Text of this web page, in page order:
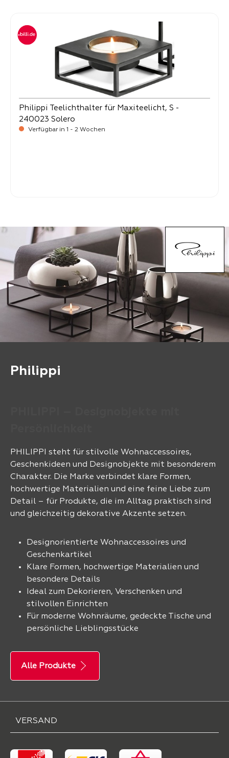
Philippi Teelichthalter für Maxiteelicht, S -
240023 Solero
Verfügbar in 1 - 2 Wochen
Philippi
PHILIPPI steht für stilvolle Wohnaccessoires,
Geschenkideen und Designobjekte mit besonderem
Charakter. Die Marke verbindet klare Formen,
hochwertige Materialien und eine feine Liebe zum
Detail – für Produkte, die im Alltag praktisch sind
und gleichzeitig dekorative Akzente setzen.
Designorientierte Wohnaccessoires und
Geschenkartikel
Klare Formen, hochwertige Materialien und
besondere Details
Ideal zum Dekorieren, Verschenken und
stilvollen Einrichten
Für moderne Wohnräume, gedeckte Tische und
persönliche Lieblingsstücke
Alle Produkte
VERSAND